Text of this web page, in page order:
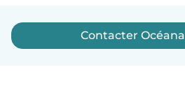
Contacter Océana